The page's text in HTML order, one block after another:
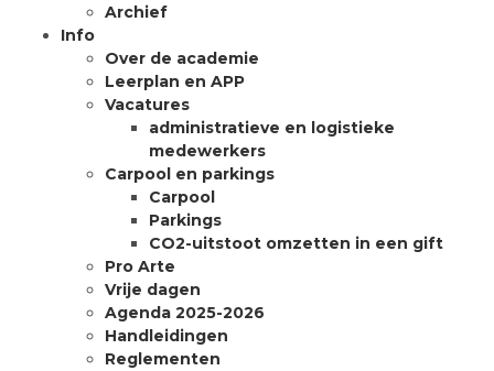
Archief
Info
Over de academie
Leerplan en APP
Vacatures
administratieve en logistieke
medewerkers
Carpool en parkings
Carpool
Parkings
CO2-uitstoot omzetten in een gift
Pro Arte
Vrije dagen
Agenda 2025-2026
Handleidingen
Reglementen